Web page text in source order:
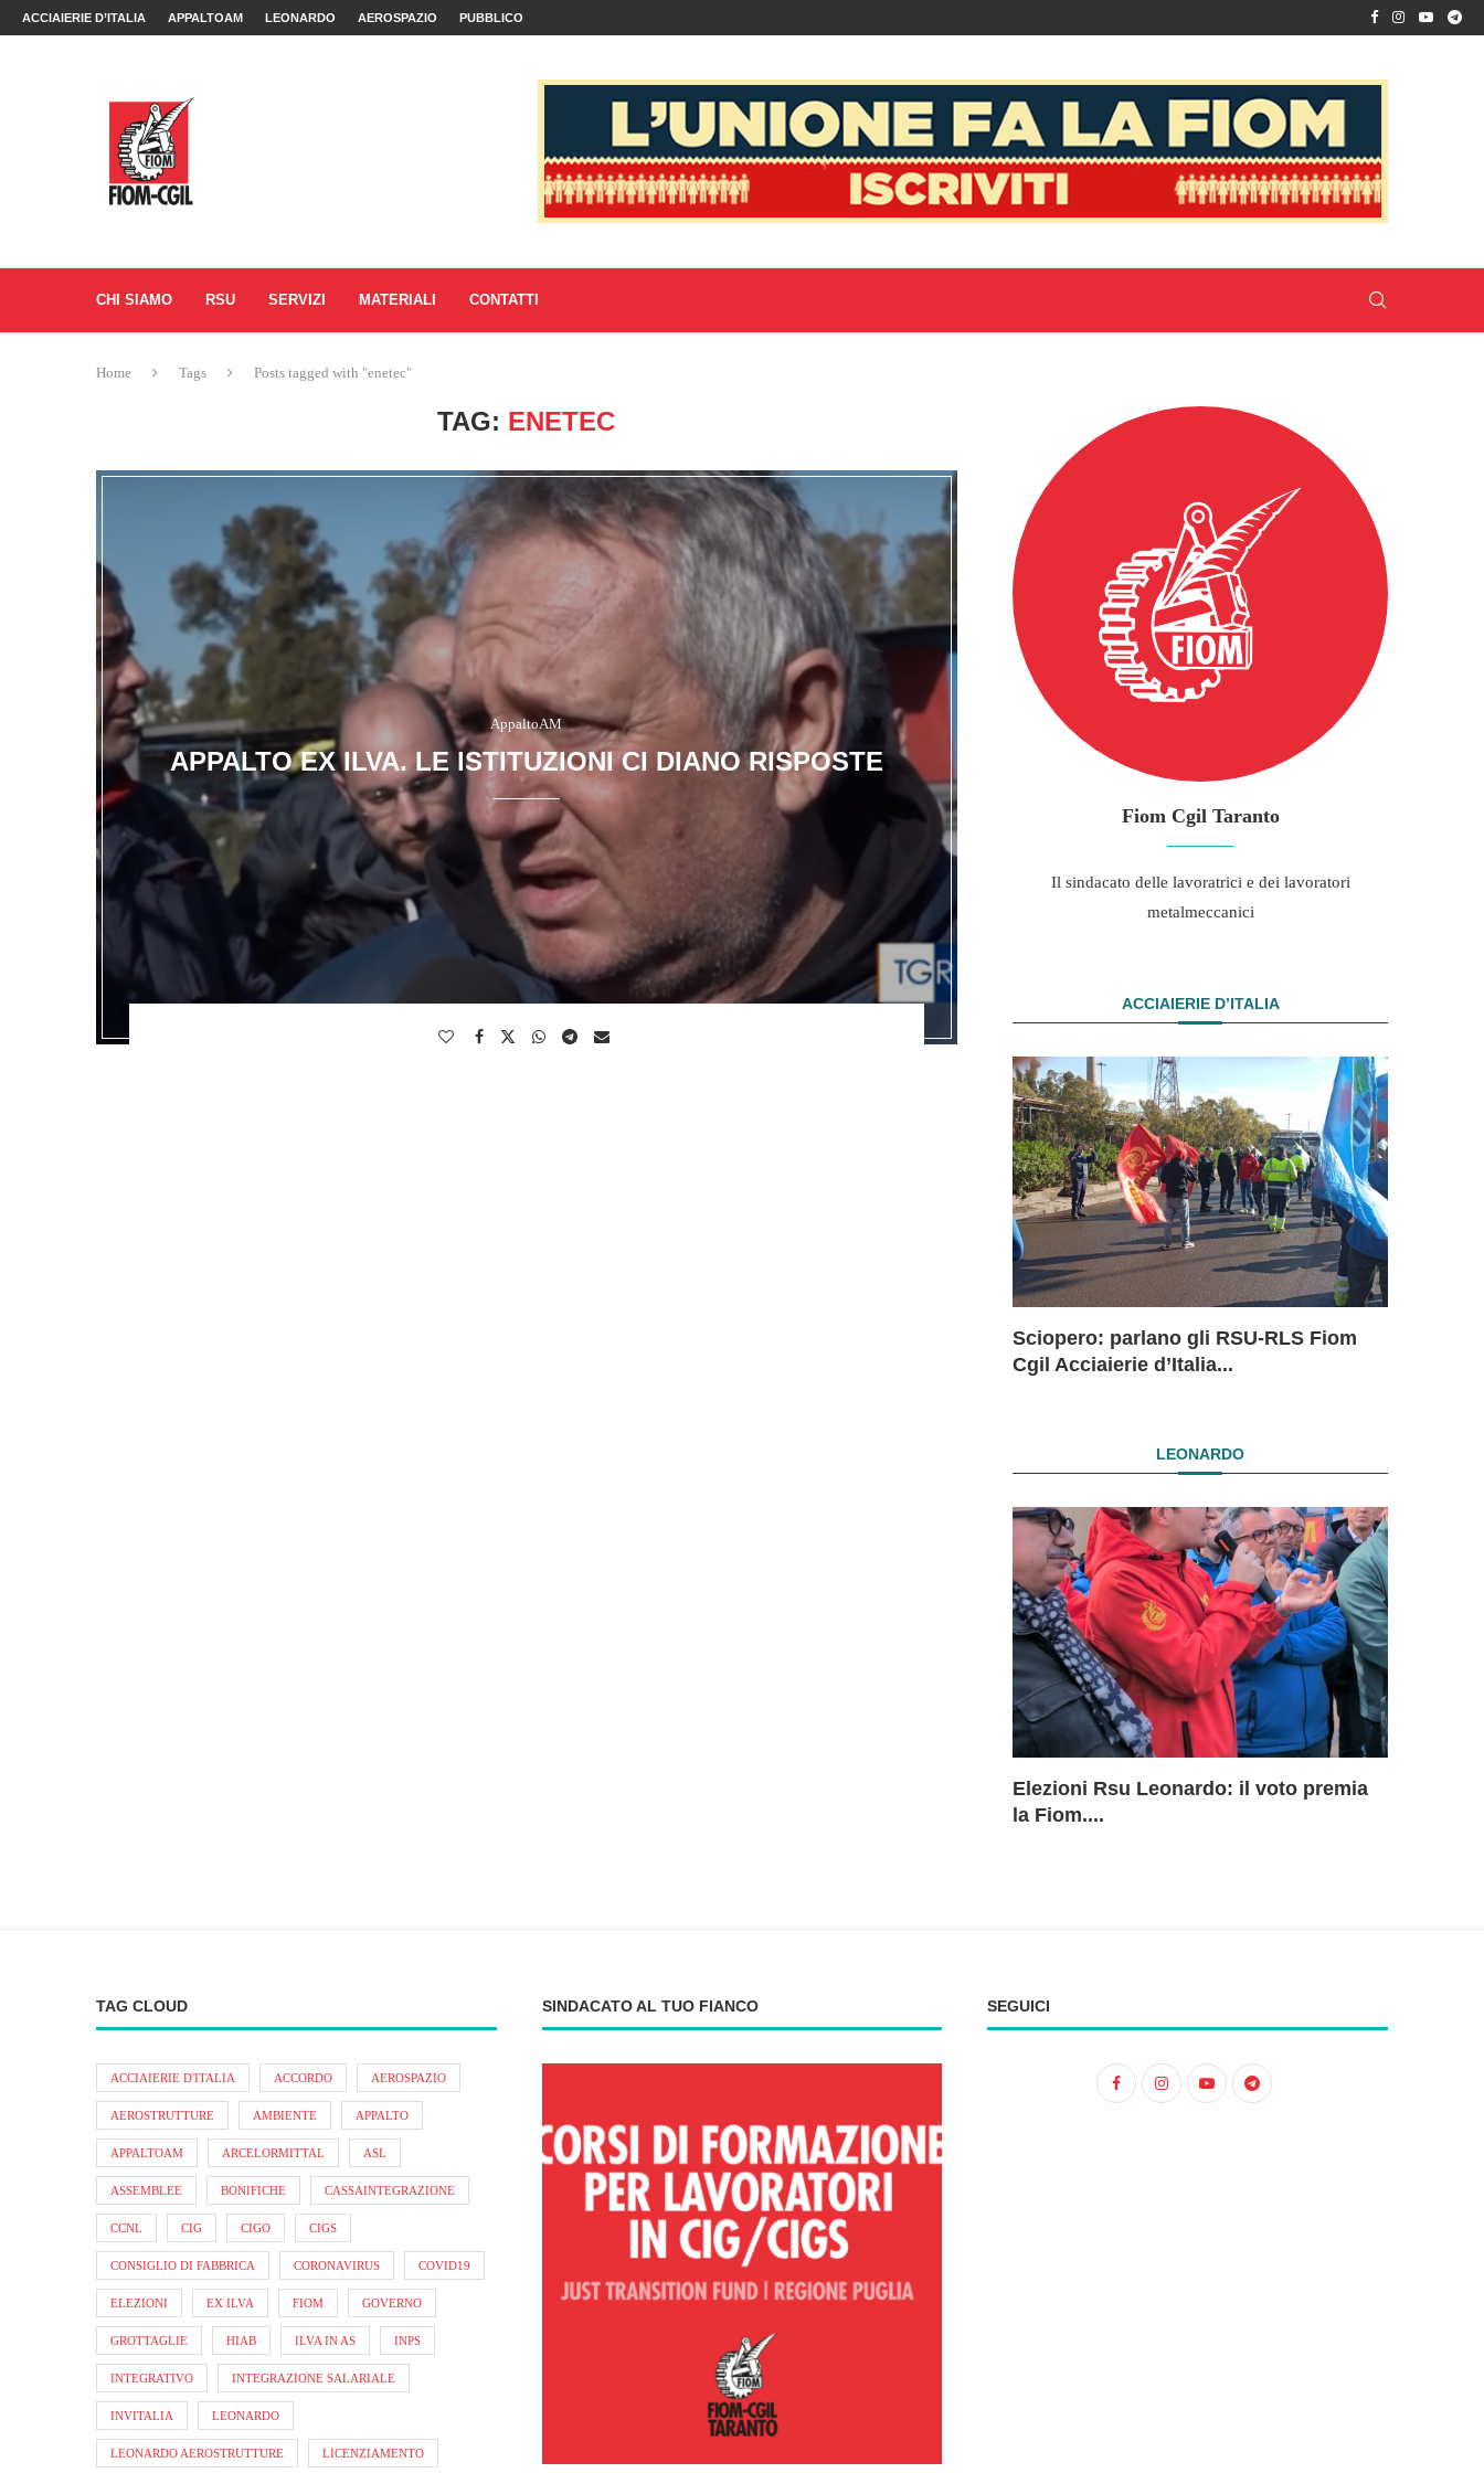
ACCIAIERIE D’ITALIA APPALTOAM LEONARDO AEROSPAZIO PUBBLICO
CHI SIAMO RSU SERVIZI MATERIALI CONTATTI
Home Tags Posts tagged with "enetec"
TAG: ENETEC
AppaltoAM
APPALTO EX ILVA. LE ISTITUZIONI CI DIANO RISPOSTE
Fiom Cgil Taranto
Il sindacato delle lavoratrici e dei lavoratori
metalmeccanici
ACCIAIERIE D’ITALIA
Sciopero: parlano gli RSU-RLS Fiom
Cgil Acciaierie d’Italia...
LEONARDO
Elezioni Rsu Leonardo: il voto premia
la Fiom....
TAG CLOUD
ACCIAIERIE D'ITALIA ACCORDO AEROSPAZIO
AEROSTRUTTURE AMBIENTE APPALTO
APPALTOAM ARCELORMITTAL ASL
ASSEMBLEE BONIFICHE CASSAINTEGRAZIONE
CCNL CIG CIGO CIGS
CONSIGLIO DI FABBRICA CORONAVIRUS COVID19
ELEZIONI EX ILVA FIOM GOVERNO
GROTTAGLIE HIAB ILVA IN AS INPS
INTEGRATIVO INTEGRAZIONE SALARIALE
INVITALIA LEONARDO
LEONARDO AEROSTRUTTURE LICENZIAMENTO
SINDACATO AL TUO FIANCO SEGUICI